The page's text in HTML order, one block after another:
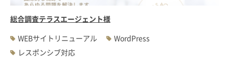
総合調査テラスエージェント様
WEBサイトリニューアル
WordPress
レスポンシブ対応